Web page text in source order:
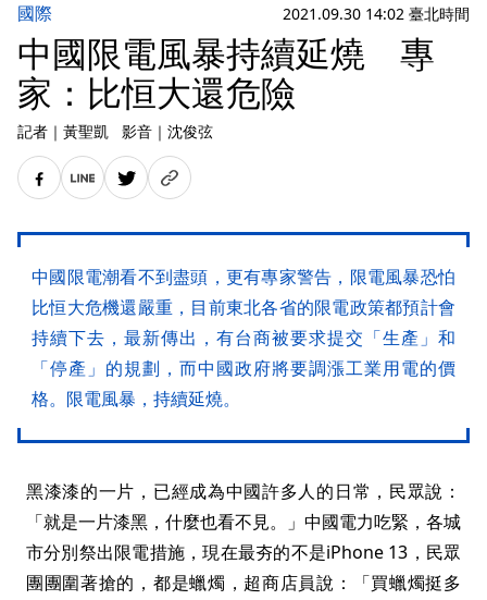
國際 2021.09.30 14:02 臺北時間
中國限電風暴持續延燒 專
家：比恒大還危險
記者 ｜ 黃聖凱 影音 ｜ 沈俊弦
中國限電潮看不到盡頭，更有專家警告，限電風暴恐怕
比恒大危機還嚴重，目前東北各省的限電政策都預計會
持續下去，最新傳出，有台商被要求提交「生產」和
「停產」的規劃，而中國政府將要調漲工業用電的價
格。限電風暴，持續延燒。
黑漆漆的一片，已經成為中國許多人的日常，民眾說：
「就是一片漆黑，什麼也看不見。」中國電力吃緊，各城
市分別祭出限電措施，現在最夯的不是iPhone 13，民眾
團團圍著搶的，都是蠟燭，超商店員說：「買蠟燭挺多